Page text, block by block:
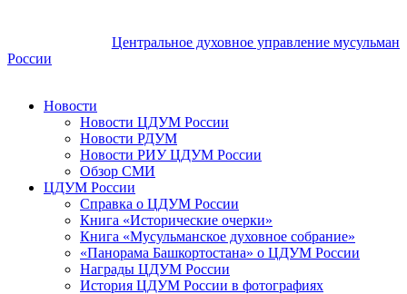
Центральное духовное управление мусульман
России
Новости
Новости ЦДУМ России
Новости РДУМ
Новости РИУ ЦДУМ России
Обзор СМИ
ЦДУМ России
Справка о ЦДУМ России
Книга «Исторические очерки»
Книга «Мусульманское духовное собрание»
«Панорама Башкортостана» о ЦДУМ России
Награды ЦДУМ России
История ЦДУМ России в фотографиях